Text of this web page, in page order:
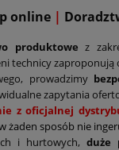
online | D
produktowe z
technicy
prowadzimy
zapytania
z oficjalnej
żaden sposób nie
i hurtowych, duże